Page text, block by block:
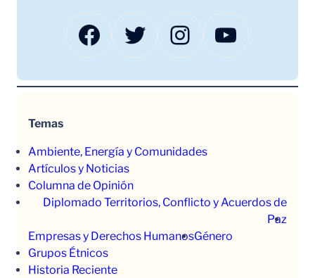
Facebook Twitter Instagram YouTube
Temas
Ambiente, Energía y Comunidades
Artículos y Noticias
Columna de Opinión
Diplomado Territorios, Conflicto y Acuerdos de
Paz
Empresas y Derechos HumanosGénero
Grupos Étnicos
Historia Reciente